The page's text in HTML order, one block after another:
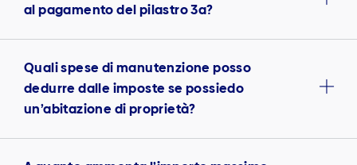
al pagamento del pilastro 3a?
Quali spese di manutenzione posso
dedurre dalle imposte se possiedo
un’abitazione di proprietà?